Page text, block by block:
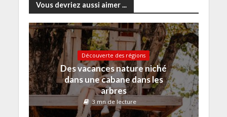
Vous devriez aussi aimer ...
Découverte des régions
Des vacances nature niché
dans une cabane dans les
arbres
3 mn de lecture